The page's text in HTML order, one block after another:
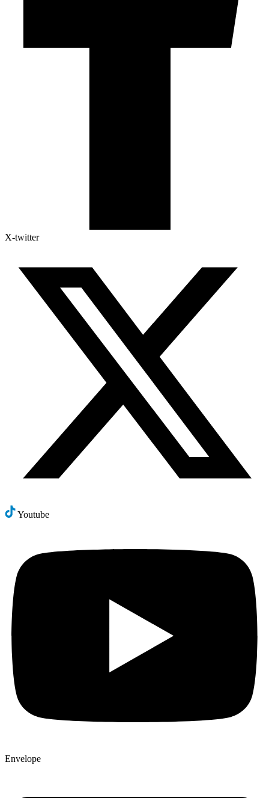
X-twitter
Youtube
Envelope